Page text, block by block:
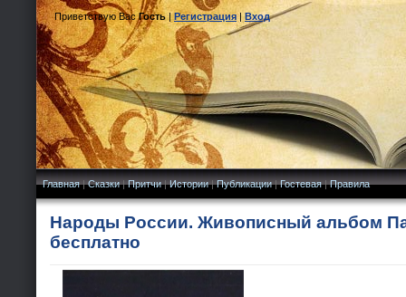
Приветствую Вас Гость|Регистрация|Вход
Главная|Сказки|Притчи|Истории|Публикации|Гостевая|Правила
Народы России. Живописный альбом
бесплатно